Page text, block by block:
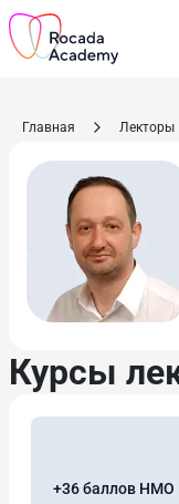
Главная Лекторы
Курсы
+36 баллов НМО